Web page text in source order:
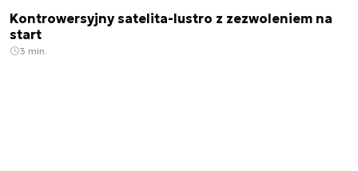
Kontrowersyjny satelita-lustro z zezwoleniem na
start
3 min.